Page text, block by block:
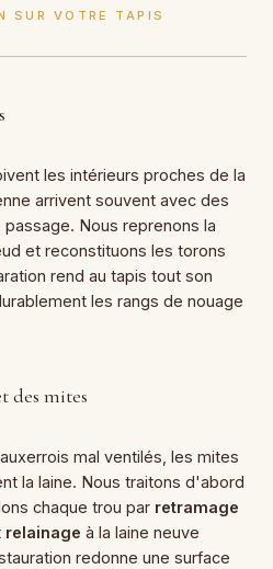
SUR VOTRE TAPIS
les intérieurs proches de la
arrivent souvent avec des
Nous reprenons la
et reconstituons les torons
rend au tapis tout son
les rangs de nouage
des mites
mal ventilés, les mites
la laine. Nous traitons d'abord
chaque trou par retramage
relainage à la laine neuve
redonne une surface